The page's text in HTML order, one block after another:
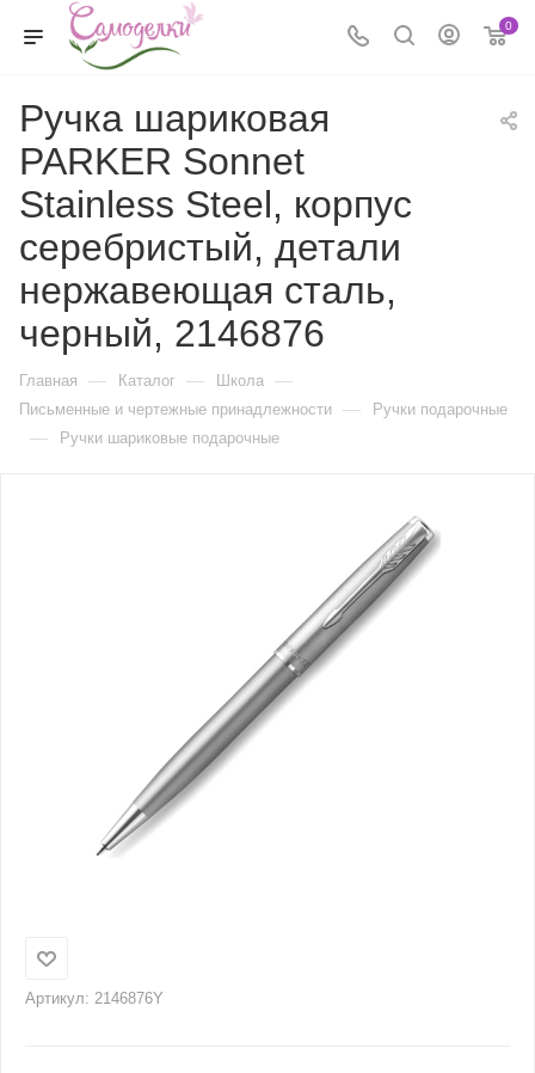
0
Ручка шариковая
PARKER Sonnet
Stainless Steel, корпус
серебристый, детали
нержавеющая сталь,
черный, 2146876
Главная — Каталог — Школа —
Письменные и чертежные принадлежности — Ручки подарочные
— Ручки шариковые подарочные
Артикул: 2146876Y